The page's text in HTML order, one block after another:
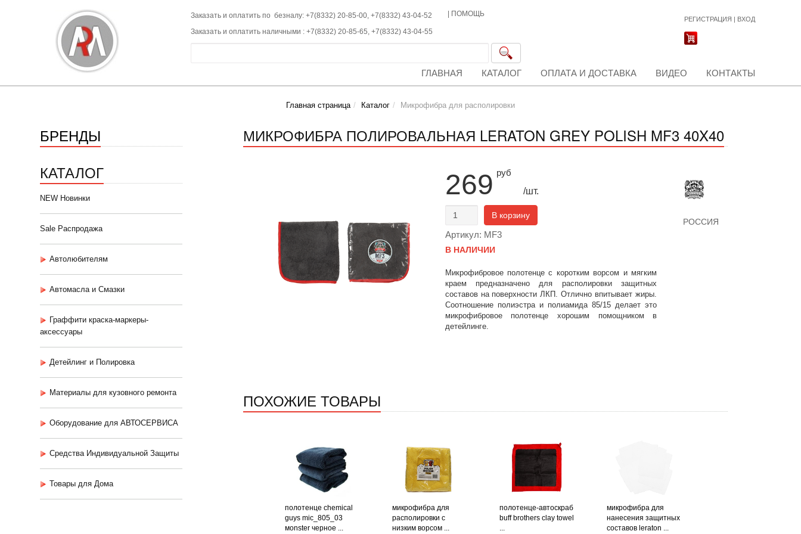
Заказать и оплатить по безналу: +7(8332) 20-85-00, +7(8332) 43-04-52
Заказать и оплатить наличными : +7(8332) 20-85-65, +7(8332) 43-04-55
ПОМОЩЬ
РЕГИСТРАЦИЯ | ВХОД
ГЛАВНАЯ КАТАЛОГ ОПЛАТА И ДОСТАВКА ВИДЕО КОНТАКТЫ
Главная страница Каталог Микрофибра для располировки
БРЕНДЫ
КАТАЛОГ
NEW Новинки
Sale Распродажа
Автолюбителям
Автомасла и Смазки
Граффити краска-маркеры-
аксессуары
Детейлинг и Полировка
Материалы для кузовного ремонта
Оборудование для АВТОСЕРВИСА
Средства Индивидуальной Защиты
Товары для Дома
МИКРОФИБРА ПОЛИРОВАЛЬНАЯ LERATON GREY POLISH MF3 40X40
269 руб
/шт.
В корзину
Артикул: MF3
В НАЛИЧИИ
Микрофибровое полотенце с коротким ворсом и мягким
краем предназначено для располировки защитных
составов на поверхности ЛКП. Отлично впитывает жиры.
Соотношение полиэстра и полиамида 85/15 делает это
микрофибровое полотенце хорошим помощником в
детейлинге.
РОССИЯ
ПОХОЖИЕ ТОВАРЫ
полотенце chemical
guys mic_805_03
мonster черное ...
микрофибра для
располировки с
низким ворсом ...
полотенце-автоскраб
buff brothers clay towel
...
микрофибра для
нанесения защитных
составов leraton ...